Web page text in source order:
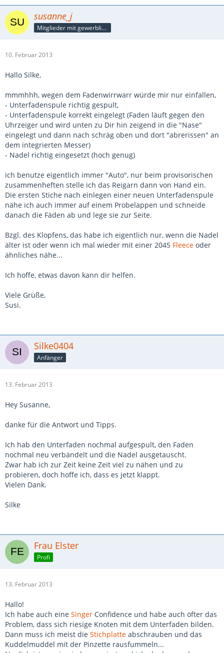
susanne_j
Mitglieder mit gewerblicher Verbindung, auch als Mitarbeiter/in
10. Februar 2013
Hallo Silke,
mmmhhh, wegen dem Fadenwirrwarr würde mir nur einfallen,
- Unterfadenspule richtig gespult,
- Unterfadenspule korrekt eingelegt (Faden läuft gegen den
Uhrzeiger und wird unten zu Dir hin zeigend in die "Nase"
eingelegt und dann nach schräg oben und dort "abrerissen" an
dem integrierten Messer)
- Nadel richtig eingesetzt (hoch genug)
ich benutze eigentlich immer "Auto", nur beim provisorischen
zusammenheften stelle ich das Reigarn dann von Hand ein.
Die ersten Stiche nach einlegen einer neuen Unterfadenspule
nähe ich auch immer auf einem Probelappen und schneide
danach die Fäden ab und lege sie zur Seite.
Bzgl. des Klopfens, das habe ich eigentlich nur, wenn die Nadel
älter ist oder wenn ich mal wieder mit einer 2045 Fleece oder
ähnliches nähe...
Ich hoffe, etwas davon kann dir helfen.
Viele Grüße,
Susi.
Silke0404
Anfänger
13. Februar 2013
Hey Susanne,
danke für die Antwort und Tipps.
Ich hab den Unterfaden nochmal aufgespult, den Faden
nochmal neu verbändelt und die Nadel ausgetauscht.
Zwar hab ich zur Zeit keine Zeit viel zu nähen und zu
probieren, doch hoffe ich, dass es jetzt klappt.
Vielen Dank.
Silke
Frau Elster
Profi
13. Februar 2013
Hallo!
Ich habe auch eine Singer Confidence und habe auch öfter das
Problem, dass sich riesige Knoten mit dem Unterfaden bilden.
Dann muss ich meist die Stichplatte abschrauben und das
Kuddelmuddel mit der Pinzette rausfummeln...